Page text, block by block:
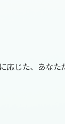
応じた、あなた